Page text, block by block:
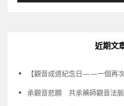
近期文
【觀音成道紀念日——一個再次
承觀音悲願 共承藥師觀音法脈